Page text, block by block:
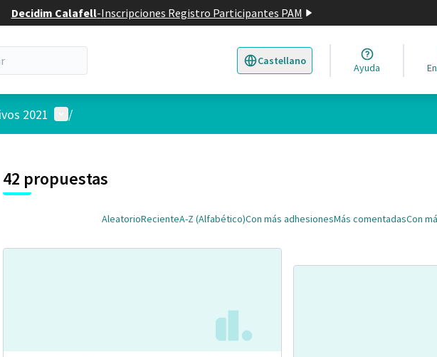
Decidim Calafell-Inscripciones Registro Participantes PAM
Castellano
Triar la llengua Elegir el idioma
Ayuda
2021 Menú de usuario
/
4
42 propuestas
AleatorioRecienteA-Z (Alfabético)Con más adhesionesMás comentadasCon